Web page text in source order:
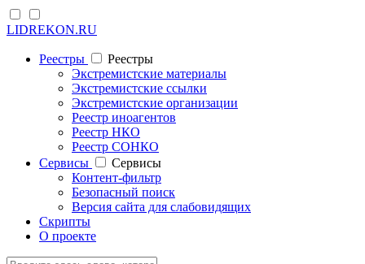
LIDREKON.RU
Реестры
Реестры
Экстремистские материалы
Экстремистские ссылки
Экстремистские организации
Реестр иноагентов
Реестр НКО
Реестр СОНКО
Cервисы
Cервисы
Контент-фильтр
Безопасный поиск
Версия сайта для слабовидящих
Скрипты
О проекте